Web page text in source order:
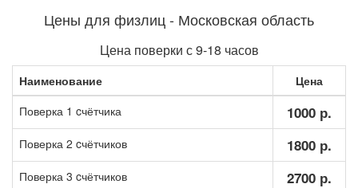
Цены для физлиц - Московская область
Цена поверки с 9-18 часов
Наименование
Цена
Поверка 1 cчётчика
1000 р.
Поверка 2 cчётчиков 1800 р.
Поверка 3 cчётчиков 2700 р.